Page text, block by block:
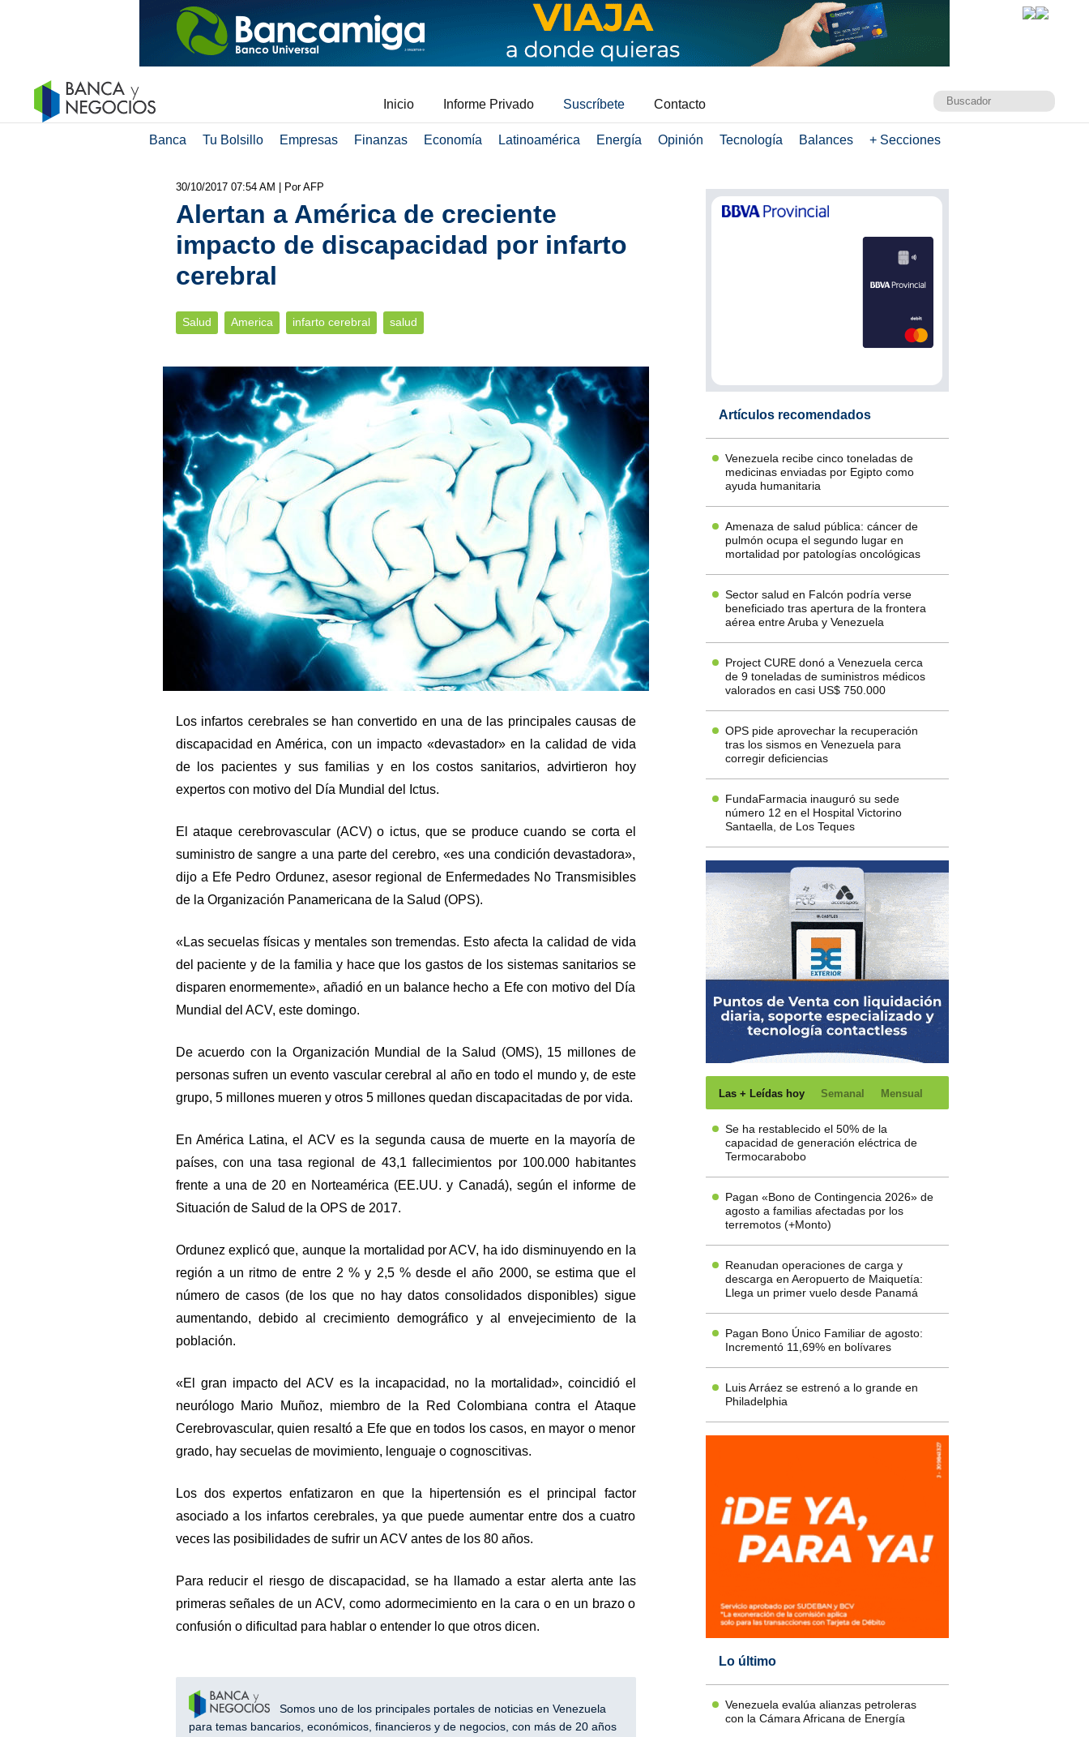
Inicio Informe Privado Suscríbete Contacto
Banca Tu Bolsillo Empresas Finanzas Economía Latinoamérica Energía Opinión Tecnología Balances + Secciones
30/10/2017 07:54 AM | Por AFP
Alertan a América de creciente
impacto de discapacidad por infarto
cerebral
Salud America infarto cerebral salud
Los infartos cerebrales se han convertido en una de las principales causas de
discapacidad en América, con un impacto «devastador» en la calidad de vida
de los pacientes y sus familias y en los costos sanitarios, advirtieron hoy
expertos con motivo del Día Mundial del Ictus.
El ataque cerebrovascular (ACV) o ictus, que se produce cuando se corta el
suministro de sangre a una parte del cerebro, «es una condición devastadora»,
dijo a Efe Pedro Ordunez, asesor regional de Enfermedades No Transmisibles
de la Organización Panamericana de la Salud (OPS).
«Las secuelas físicas y mentales son tremendas. Esto afecta la calidad de vida
del paciente y de la familia y hace que los gastos de los sistemas sanitarios se
disparen enormemente», añadió en un balance hecho a Efe con motivo del Día
Mundial del ACV, este domingo.
De acuerdo con la Organización Mundial de la Salud (OMS), 15 millones de
personas sufren un evento vascular cerebral al año en todo el mundo y, de este
grupo, 5 millones mueren y otros 5 millones quedan discapacitadas de por vida.
En América Latina, el ACV es la segunda causa de muerte en la mayoría de
países, con una tasa regional de 43,1 fallecimientos por 100.000 habitantes
frente a una de 20 en Norteamérica (EE.UU. y Canadá), según el informe de
Situación de Salud de la OPS de 2017.
Ordunez explicó que, aunque la mortalidad por ACV, ha ido disminuyendo en la
región a un ritmo de entre 2 % y 2,5 % desde el año 2000, se estima que el
número de casos (de los que no hay datos consolidados disponibles) sigue
aumentando, debido al crecimiento demográfico y al envejecimiento de la
población.
«El gran impacto del ACV es la incapacidad, no la mortalidad», coincidió el
neurólogo Mario Muñoz, miembro de la Red Colombiana contra el Ataque
Cerebrovascular, quien resaltó a Efe que en todos los casos, en mayor o menor
grado, hay secuelas de movimiento, lenguaje o cognoscitivas.
Los dos expertos enfatizaron en que la hipertensión es el principal factor
asociado a los infartos cerebrales, ya que puede aumentar entre dos a cuatro
veces las posibilidades de sufrir un ACV antes de los 80 años.
Para reducir el riesgo de discapacidad, se ha llamado a estar alerta ante las
primeras señales de un ACV, como adormecimiento en la cara o en un brazo o
confusión o dificultad para hablar o entender lo que otros dicen.
Somos uno de los principales portales de noticias en Venezuela
para temas bancarios, económicos, financieros y de negocios, con más de 20 años
Artículos recomendados
Venezuela recibe cinco toneladas de
medicinas enviadas por Egipto como
ayuda humanitaria
Amenaza de salud pública: cáncer de
pulmón ocupa el segundo lugar en
mortalidad por patologías oncológicas
Sector salud en Falcón podría verse
beneficiado tras apertura de la frontera
aérea entre Aruba y Venezuela
Project CURE donó a Venezuela cerca
de 9 toneladas de suministros médicos
valorados en casi US$ 750.000
OPS pide aprovechar la recuperación
tras los sismos en Venezuela para
corregir deficiencias
FundaFarmacia inauguró su sede
número 12 en el Hospital Victorino
Santaella, de Los Teques
Las + Leídas hoy Semanal Mensual
Se ha restablecido el 50% de la
capacidad de generación eléctrica de
Termocarabobo
Pagan «Bono de Contingencia 2026» de
agosto a familias afectadas por los
terremotos (+Monto)
Reanudan operaciones de carga y
descarga en Aeropuerto de Maiquetía:
Llega un primer vuelo desde Panamá
Pagan Bono Único Familiar de agosto:
Incrementó 11,69% en bolívares
Luis Arráez se estrenó a lo grande en
Philadelphia
Lo último
Venezuela evalúa alianzas petroleras
con la Cámara Africana de Energía